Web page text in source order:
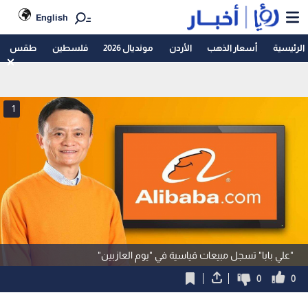
English
الرئيسية أسعار الذهب الأردن مونديال 2026 فلسطين طقس
"علي بابا" تسجل مبيعات قياسية في "يوم العازبين"
1
0
0